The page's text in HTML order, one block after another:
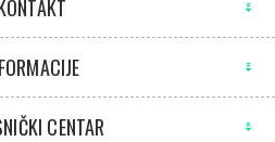
CENTAR